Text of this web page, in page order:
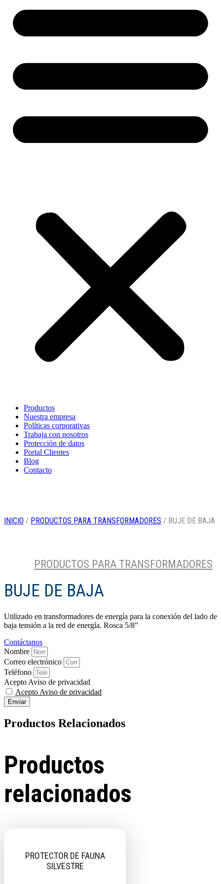
Productos
Nuestra empresa
Políticas corporativas
Trabaja con nosotros
Protección de datos
Portal Clientes
Blog
Contacto
INICIO / PRODUCTOS PARA TRANSFORMADORES / BUJE DE BAJA
PRODUCTOS PARA TRANSFORMADORES
BUJE DE BAJA
Utilizado en transformadores de energía para la conexión del lado de
baja tensión a la red de energía. Rosca 5/8”
Contáctanos
Nombre
Correo electrónico
Teléfono
Acepto Aviso de privacidad
Acepto Aviso de privacidad
Enviar
Productos Relacionados
Productos
relacionados
PROTECTOR DE FAUNA
SILVESTRE